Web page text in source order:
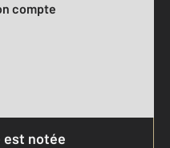
compte
est notée